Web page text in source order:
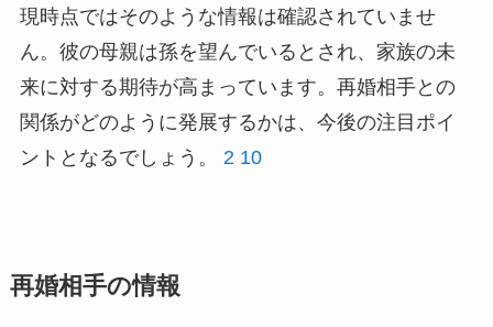
現時点ではそのような情報は確認されていませ
ん。彼の母親は孫を望んでいるとされ、家族の未
来に対する期待が高まっています。再婚相手との
関係がどのように発展するかは、今後の注目ポイ
ントとなるでしょう。 2 10
再婚相手の情報